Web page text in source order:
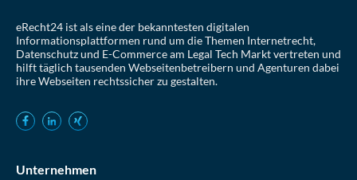
eRecht24 ist als eine der bekanntesten digitalen
Informationsplattformen rund um die Themen Internetrecht,
Datenschutz und E-Commerce am Legal Tech Markt vertreten und
hilft täglich tausenden Webseitenbetreibern und Agenturen dabei
ihre Webseiten rechtssicher zu gestalten.
Unternehmen